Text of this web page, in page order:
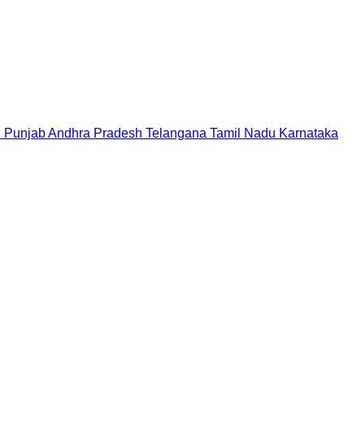
PunjabAndhra Pradesh Telangana Tamil Nadu Karnataka